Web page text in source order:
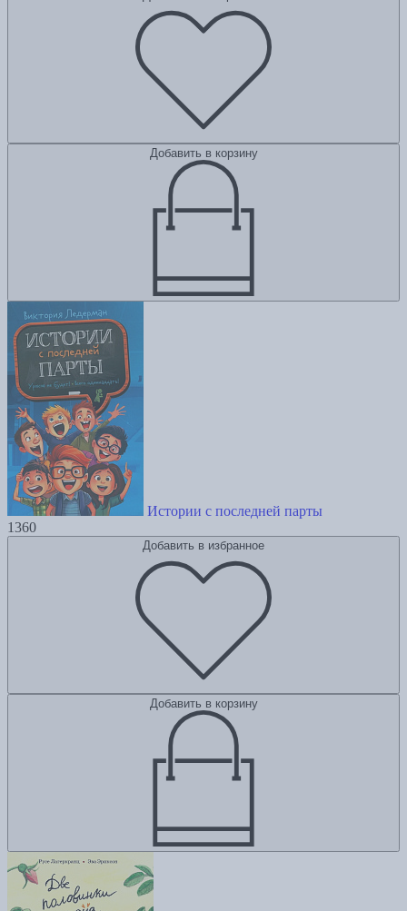
Добавить в корзину
Истории с последней парты
1360
Добавить в избранное
Добавить в корзину